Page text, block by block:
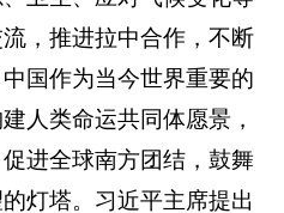
，推进拉中合作，不断
国作为当今世界重要的
人类命运共同体愿景，
进全球南方团结，鼓舞
灯塔。习近平主席提出